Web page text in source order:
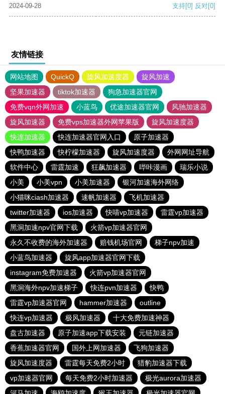
2024-09-28 支持[0] 反对[0]
友情链接
网站地图 QuickQ 旋风加速度器
旋风加速
坚果加速器
tiktok加速器
狗急加速器官网
免费vqn外网加速
小蓝鸟 优途加速器官网
风驰加速器
旋风加速器
免费vps加速器外网苹果版
旋风加速度器
快连加速器
快连加速器官网入口
原子加速器
快鸭加速器
快柠檬加速器 旋风加速度器
外网网址导航
软件中心
雷霆加速 狂飙加速器 哔咔漫画
瑞乐小说
小美
小美vpn 小美加速器
银河加速海外网络
小猫咪ciash加速器
速帆加速器
飞机加速器
twitter加速器
ios加速器 快喵vp加速器
雷霆vp加速器
黑洞加速npv官网下载
火箭vp加速器官网
永久不收费的海外加速器
赔钱机场官网
梯子npv加速
小蓝鸟加速器
旋风app加速器官网下载
instagram免费加速器
火箭vp加速器官网
黑洞海外npv加速梯子
快连pvn加速器
快鸭
雷霆vp加速器官网
hammer加速器
outline
快连vp加速器
极风加速器
十大免费加速神器
盘古加速器
原子加速app下载安装
元链加速器
香蕉加速器官网
国外上网加速器
飞狗加速器
旋风加速度器
雷霆每天免费2小时
猎豹加速器下载
vp加速器官网
每天免费2小时加速器
极光aurora加速器